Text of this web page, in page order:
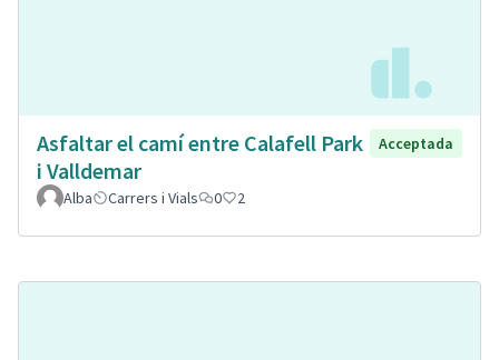
Asfaltar el camí entre Calafell Park
i Valldemar
Acceptada
Alba Carrers i Vials 0 2